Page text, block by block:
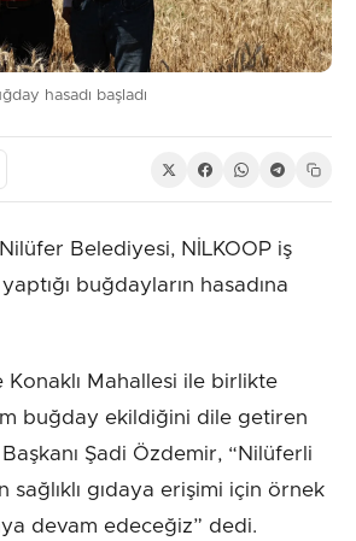
hasadı başladı
Belediyesi, NİLKOOP iş
buğdayların hasadına
Konaklı Mahallesi ile birlikte
buğday ekildiğini dile getiren
Şadi Özdemir, “Nilüferli
sağlıklı gıdaya erişimi için örnek
devam edeceğiz” dedi.